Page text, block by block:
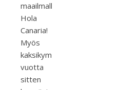
maailmalle.
Hola
Canaria!
Myös
kaksikymmentä
vuotta
sitten